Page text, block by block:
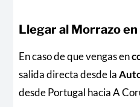
Llegar al Morrazo
En caso de que vengas en
salida directa desde la
desde Portugal hacia A